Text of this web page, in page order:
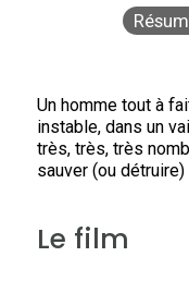
Un homme tout à
instable, dans un
très, très, très
sauver (ou détruire)
Le film